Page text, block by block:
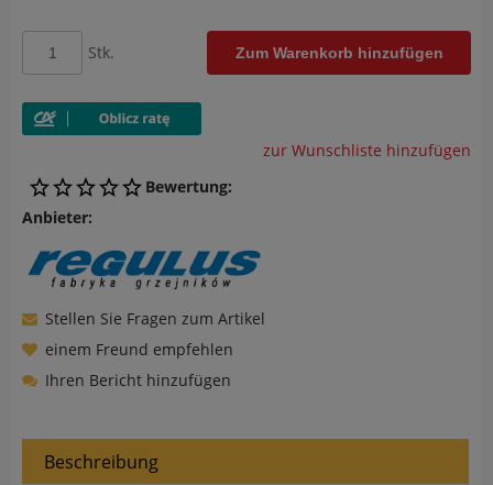
Stk. Zum Warenkorb hinzufügen
zur Wunschliste hinzufügen
Bewertung:
Anbieter:
Stellen Sie Fragen zum Artikel
einem Freund empfehlen
Ihren Bericht hinzufügen
Beschreibung